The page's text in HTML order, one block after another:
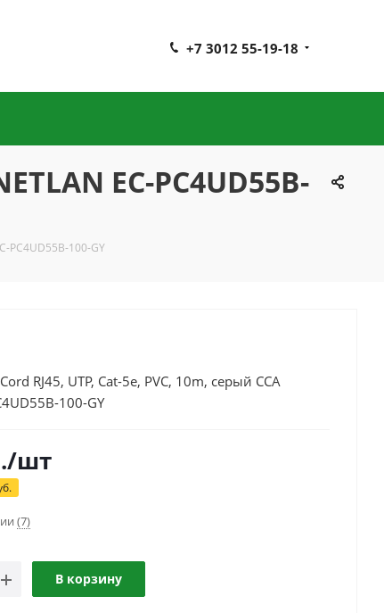
+7 3012 55-19-18
EC-PC4UD55B-
PC4UD55B-100-GY
RJ45, UTP, Cat-5e, PVC, 10m, серый CCA
100-GY
/шт
(7)
В корзину